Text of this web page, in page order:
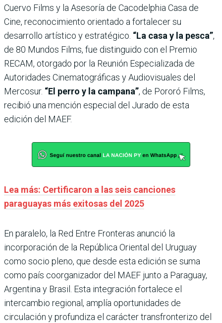
Cuervo Films y la Asesoría de Cacodelphia Casa de
Cine, reconocimiento orientado a fortalecer su
desarrollo artístico y estratégico. “La casa y la pesca”,
de 80 Mundos Films, fue distinguido con el Premio
RECAM, otorgado por la Reunión Especializada de
Autoridades Cinematográficas y Audiovisuales del
Mercosur. “El perro y la campana”, de Pororó Films,
recibió una mención especial del Jurado de esta
edición del MAEF.
Lea más: Certificaron a las seis canciones
paraguayas más exitosas del 2025
En paralelo, la Red Entre Fronteras anunció la
incorporación de la República Oriental del Uruguay
como socio pleno, que desde esta edición se suma
como país coorganizador del MAEF junto a Paraguay,
Argentina y Brasil. Esta integración fortalece el
intercambio regional, amplía oportunidades de
circulación y profundiza el carácter transfronterizo del